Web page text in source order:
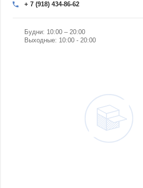
+ 7 (918) 434-86-62
Будни: 10:00 – 20:00
Выходные: 10:00 - 20:00